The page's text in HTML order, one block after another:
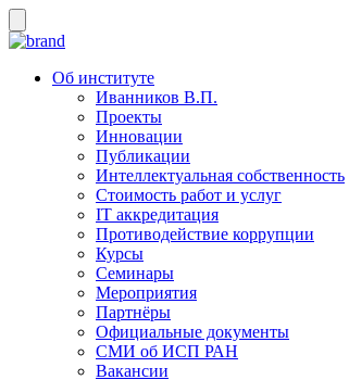
Об институте
Иванников В.П.
Проекты
Инновации
Публикации
Интеллектуальная собственность
Стоимость работ и услуг
IT аккредитация
Противодействие коррупции
Курсы
Семинары
Мероприятия
Партнёры
Официальные документы
СМИ об ИСП РАН
Вакансии